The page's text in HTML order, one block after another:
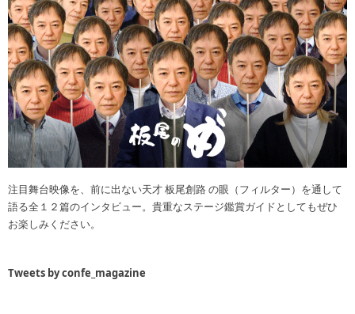
注目舞台映像を、前に出ない天才 板尾創路 の眼（フィルター）を通して
語る全１２篇のインタビュー。貴重なステージ鑑賞ガイドとしてもぜひ
お楽しみください。
Tweets by confe_magazine